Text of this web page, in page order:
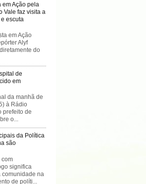
em Ação pela
Vale faz visita a
escuta
em Ação
Alyf
do
de
em
da manhã de
à Rádio
prefeito de
o...
da Política
são
com
significa
comunidade na
de políti...